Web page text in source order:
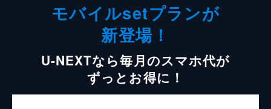
モバイルsetプランが
新登場！
U-NEXTなら毎月のスマホ代が
ずっとお得に！